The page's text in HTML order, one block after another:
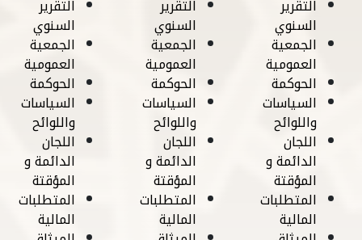
التقرير
السنوي
الجمعية
العمومية
الحوكمة
السياسات
واللوائح
اللجان
الدائمة و
المؤقتة
المتطلبات
المالية
التقرير
السنوي
الجمعية
العمومية
الحوكمة
السياسات
واللوائح
اللجان
الدائمة و
المؤقتة
المتطلبات
المالية
التقرير
السنوي
الجمعية
العمومية
الحوكمة
السياسات
واللوائح
اللجان
الدائمة و
المؤقتة
المتطلبات
المالية